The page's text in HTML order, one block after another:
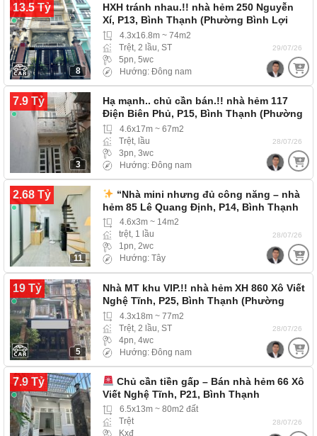
13.5 Tỷ
8
HXH tránh nhau.!! nhà hẻm 250 Nguyễn
Xí, P13, Bình Thạnh (Phường Bình Lợi
Trung) Xe Hơi…
4.3x16.8m ~ 74m2
Trệt, 2 lầu, ST
5pn, 5wc
Hướng: Đông nam
29/07/26
7.9 Tỷ
3
Hạ mạnh.. chủ cần bán.!! nhà hẻm 117
Điện Biên Phủ, P15, Bình Thạnh (Phường
Gia Định)…
4.6x17m ~ 67m2
Trệt, lầu
3pn, 3wc
Hướng: Đông nam
28/07/26
2.68 Tỷ
11
“Nhà mini nhưng đủ công năng – nhà
hẻm 85 Lê Quang Định, P14, Bình Thạnh
4.6x3m ~ 14m2
trệt, 1 lầu
1pn, 2wc
Hướng: Tây
28/07/26
19 Tỷ
5
Nhà MT khu VIP.!! nhà hẻm XH 860 Xô Viết
Nghệ Tĩnh, P25, Bình Thạnh (Phường
Thạnh…
4.3x18m ~ 77m2
Trệt, 2 lầu, ST
4pn, 4wc
Hướng: Đông nam
28/07/26
7.9 Tỷ
Chủ cần tiền gấp – Bán nhà hẻm 66 Xô
Viết Nghệ Tĩnh, P21, Bình Thạnh
6.5x13m ~ 80m2 đất
Trệt
Kxđ
28/07/26